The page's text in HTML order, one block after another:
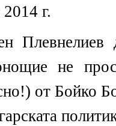
г.
не
от Бойко